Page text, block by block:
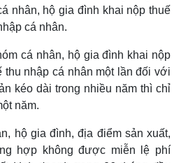
nhân, hộ gia đình khai nộp thuế
cá nhân.
cá nhân, hộ gia đình khai nộp
thu nhập cá nhân một lần đối với
kéo dài trong nhiều năm thì chỉ
năm.
hộ gia đình, địa điểm sản xuất,
hợp không được miễn lệ phí